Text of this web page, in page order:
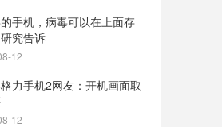
手机，病毒可以在上面存
究告诉
12
力手机2网友：开机画面取
12